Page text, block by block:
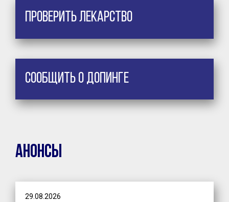
Проверить лекарство
Сообщить о допинге
Анонсы
29.08.2026